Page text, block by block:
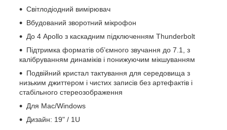
Світлодіодний вимірювач
Вбудований зворотний мікрофон
До 4 Apollo з каскадним підключенням Thunderbolt
Підтримка форматів об’ємного звучання до 7.1, з
калібруванням динаміків і понижуючим мікшуванням
Подвійний кристал тактування для середовища з
низьким джиттером і чистих записів без артефактів і
стабільного стереозображення
Для Mac/Windows
Дизайн: 19" / 1U